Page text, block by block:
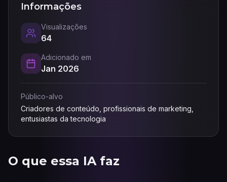
O que essa IA faz
Informações
Visualizações
64
Adicionado em
Jan 2026
Público-alvo
Criadores de conteúdo, profissionais de marketing,
entusiastas da tecnologia